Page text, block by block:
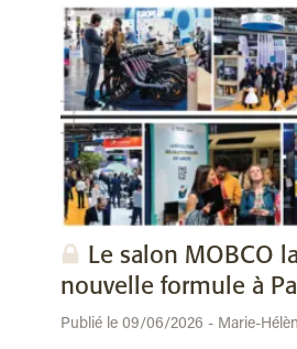
Le salon MOBCO
nouvelle formule à
Publié le 09/06/2026 - Marie-